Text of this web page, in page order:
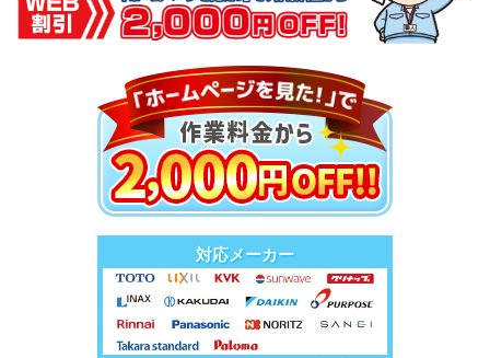
対応メーカー